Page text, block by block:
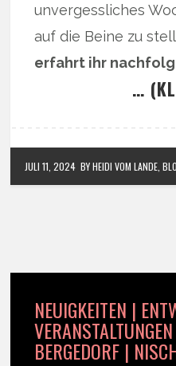
unvergessliches
auf die Beine zu
erfahrt ihr
…
JULI 11, 2024 BY HEIDI VOM LANDE,
NEUIGKEITEN |
BERGEDORF |